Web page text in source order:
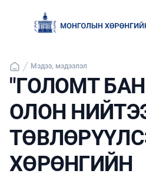
Мэдээ, мэдээлэл
"ГОЛОМТ
ОЛОН
ХӨРӨНГИЙН